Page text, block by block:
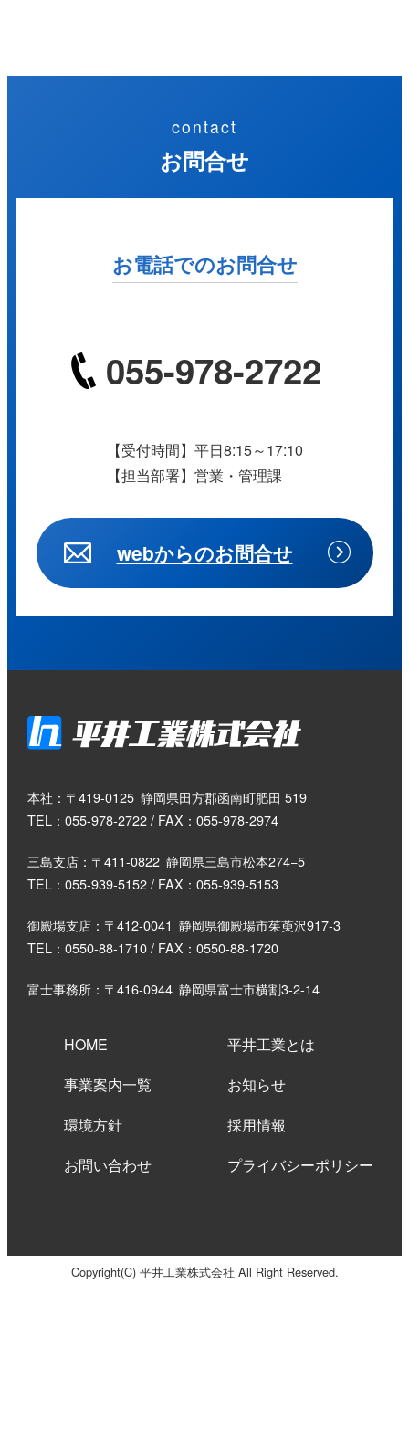
contact
お問合せ
お電話でのお問合せ
055-978-2722
【受付時間】平日8:15～17:10
【担当部署】営業・管理課
webからのお問合せ
本社：〒419-0125 静岡県田方郡函南町肥田 519
TEL：055-978-2722 / FAX：055-978-2974
三島支店：〒411-0822 静岡県三島市松本274−5
TEL：055-939-5152 / FAX：055-939-5153
御殿場支店：〒412-0041 静岡県御殿場市茱萸沢917-3
TEL：0550-88-1710 / FAX：0550-88-1720
富士事務所：〒416-0944 静岡県富士市横割3-2-14
HOME
平井工業とは
事業案内一覧
お知らせ
環境方針
採用情報
お問い合わせ
プライバシーポリシー
Copyright(C) 平井工業株式会社 All Right Reserved.